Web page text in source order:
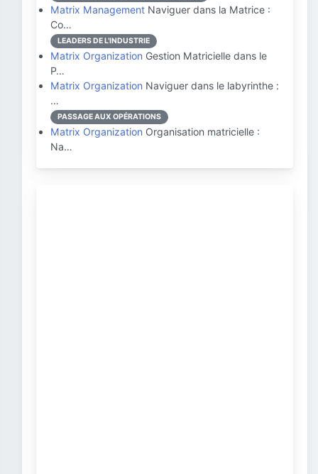
Matrix Management Naviguer dans la Matrice :
Co…
LEADERS DE L'INDUSTRIE
Matrix Organization Gestion Matricielle dans le
P…
Matrix Organization Naviguer dans le labyrinthe :
…
PASSAGE AUX OPÉRATIONS
Matrix Organization Organisation matricielle :
Na…